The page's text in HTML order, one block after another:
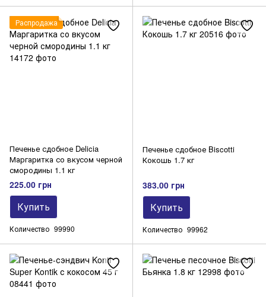
Распродажа
Печенье сдобное Delicia
Маргаритка со вкусом черной
смородины 1.1 кг
225.00 грн
Купить
Количество 99990
Печенье сдобное Biscotti
Кокошь 1.7 кг
383.00 грн
Купить
Количество 99962